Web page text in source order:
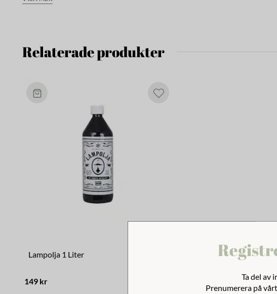
börja rosta om de utsätts för fukt dygnet runt året runt. För att bevara
rekommenderar vi därför att du tar in den eller placerar den under tak när
Relaterade produkter
Lampolja 1 Liter
149 kr
Ta del av
Prenumerera på